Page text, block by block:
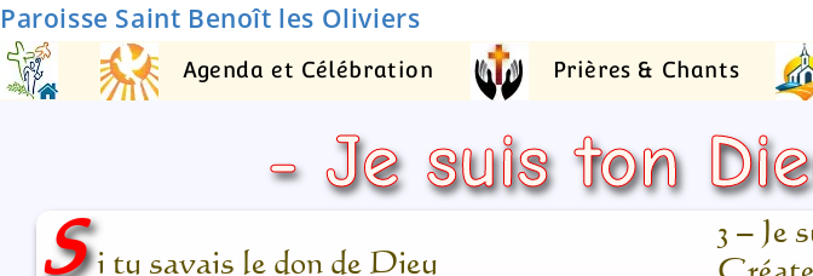
Paroisse Saint Benoît les Oliviers
Agenda et Célébration Prières & Chants
- Je suis ton
S i tu savais le don de Dieu
3 – Je